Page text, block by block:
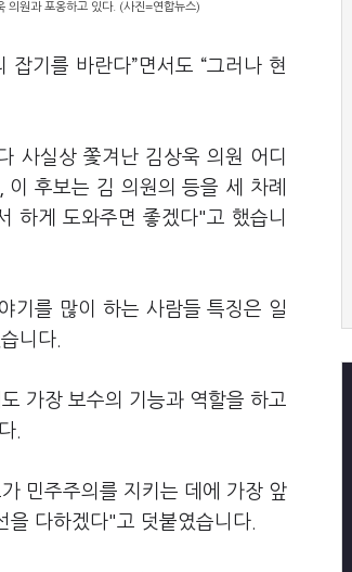
의원과 포옹하고 있다. (사진=연합뉴스)
기를 바란다”면서도 “그러나 현
사실상 쫓겨난 김상욱 의원 어디
후보는 김 의원의 등을 세 차례
하게 도와주면 좋겠다"고 했습니
기를 많이 하는 사람들 특징은 일
니다.
가장 보수의 기능과 역할을 하고
.
민주주의를 지키는 데에 가장 앞
다하겠다"고 덧붙였습니다.